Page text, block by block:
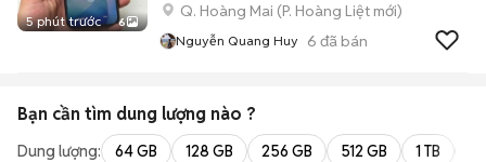
5 phút trước 6
Q. Hoàng Mai (P. Hoàng Liệt mới)
Nguyễn Quang Huy 6 đã bán
Bạn cần tìm dung lượng nào ?
Dung lượng: 64 GB 128 GB 256 GB 512 GB 1 TB